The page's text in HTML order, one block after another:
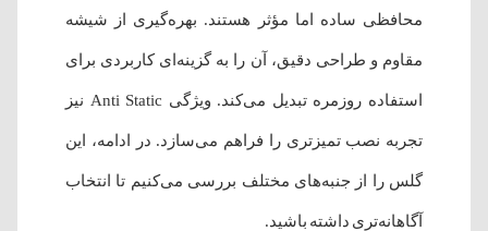
محافظی ساده اما مؤثر هستند. بهره‌گیری از شیشه
مقاوم و طراحی دقیق، آن را به گزینه‌ای کاربردی برای
استفاده روزمره تبدیل می‌کند. ویژگی Anti Static نیز
تجربه نصب تمیزتری را فراهم می‌سازد. در ادامه، این
گلس را از جنبه‌های مختلف بررسی می‌کنیم تا انتخاب
آگاهانه‌تری داشته باشید.